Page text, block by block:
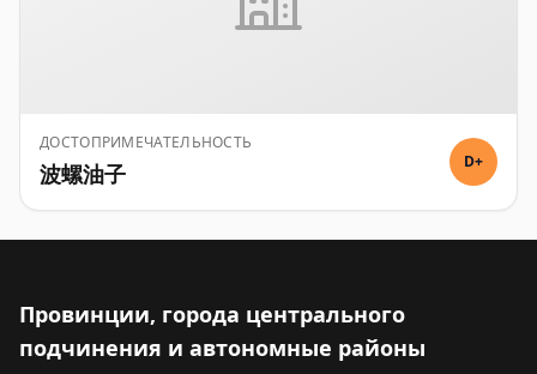
ДОСТОПРИМЕЧАТЕЛЬНОСТЬ
波螺油子 D+
Провинции, города центрального
подчинения и автономные районы